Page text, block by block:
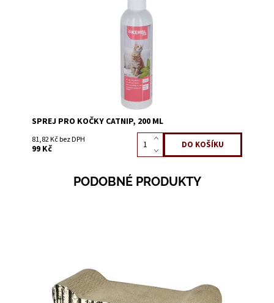
SPREJ PRO KOČKY CATNIP, 200 ML
81,82 Kč bez DPH
99 Kč
PODOBNÉ PRODUKTY